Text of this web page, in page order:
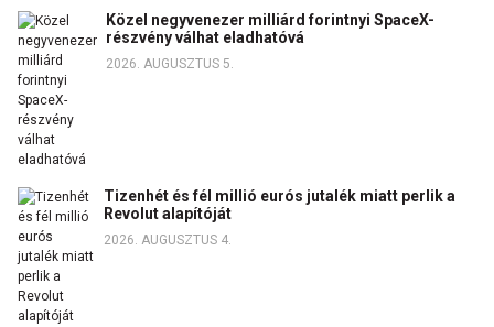
Közel negyvenezer milliárd forintnyi SpaceX-
részvény válhat eladhatóvá
2026. AUGUSZTUS 5.
Tizenhét és fél millió eurós jutalék miatt perlik a
Revolut alapítóját
2026. AUGUSZTUS 4.